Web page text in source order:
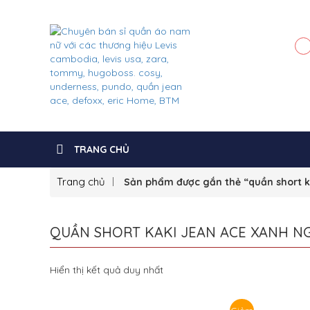
TRANG CHỦ
Trang chủ Sản phẩm được gắn thẻ “quần short
QUẦN SHORT KAKI JEAN ACE XANH
Hiển thị kết quả duy nhất